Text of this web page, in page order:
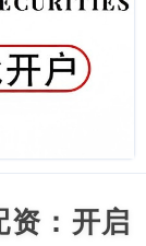
资：开启